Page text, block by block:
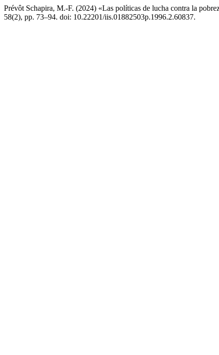
Prévôt Schapira, M.-F. (2024) «Las políticas de lucha contra la
58(2), pp. 73–94. doi: 10.22201/iis.01882503p.1996.2.60837.